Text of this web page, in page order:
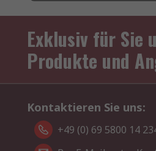
Exklusiv für Sie
Produkte und
Kontaktieren Sie uns:
+49 (0) 69 5800 14